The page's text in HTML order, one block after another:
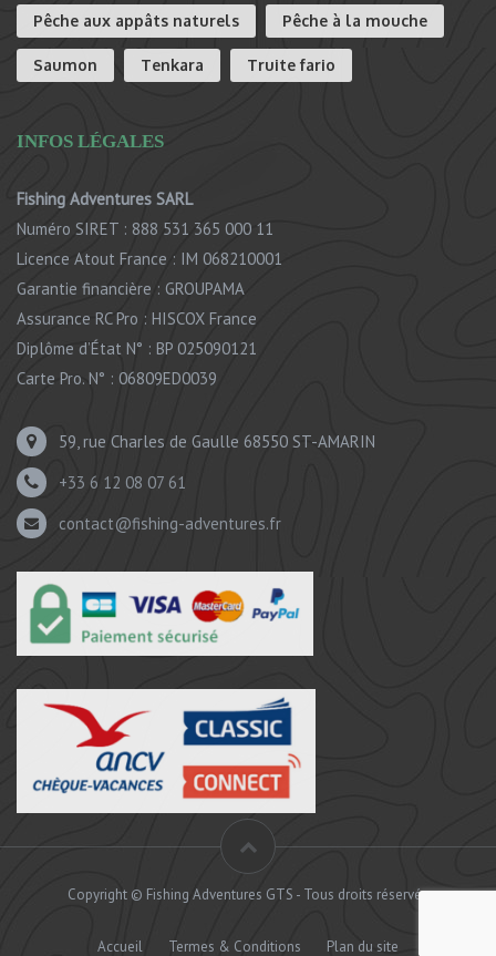
Pêche aux appâts naturels Pêche à la mouche
Saumon Tenkara Truite fario
INFOS LÉGALES
Fishing Adventures SARL
Numéro SIRET : 888 531 365 000 11
Licence Atout France : IM 068210001
Garantie financière : GROUPAMA
Assurance RC Pro : HISCOX France
Diplôme d’État N° : BP 025090121
Carte Pro. N° : 06809ED0039
59, rue Charles de Gaulle 68550 ST-AMARIN
+33 6 12 08 07 61
contact@fishing-adventures.fr
Copyright © Fishing Adventures GTS - Tous droits réservés
Accueil Termes & Conditions Plan du site